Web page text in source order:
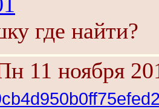
где найти?
11 ноября